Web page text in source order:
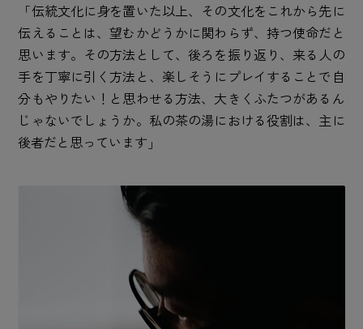
「伝統文化に身を置いた以上、その文化をこれから先に
伝えることは、望むかどうかに関わらず、持つ使命だと
思います。その方法として、後ろを振り返り、来る人の
手を丁寧に引く方法と、楽しそうにプレイすることで自
分もやりたい！と思わせる方法、大きくふたつがあるん
じゃないでしょうか。私の茶の湯における役割は、主に
後者だと思っています」